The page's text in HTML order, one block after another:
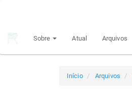
principal
Sobre Atual Arquivos
Início Arquivos